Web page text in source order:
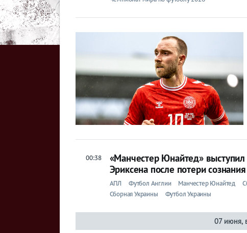
00:38
«Манчестер Юнайтед»
Эриксена после потери сознания
АПЛ Футбол Англии Манчестер Юнайтед
Сборная Украины
Футбол Украины
07 июня,